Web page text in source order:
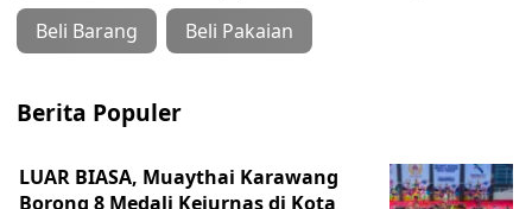
Beli Barang Beli Pakaian
Berita Populer
LUAR BIASA, Muaythai Karawang
Borong 8 Medali Kejurnas di Kota